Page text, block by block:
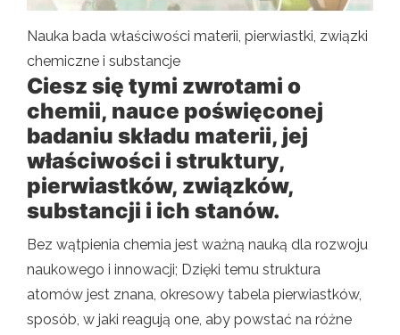
Nauka bada właściwości materii, pierwiastki, związki
chemiczne i substancje
Ciesz się tymi zwrotami o
chemii, nauce poświęconej
badaniu składu materii, jej
właściwości i struktury,
pierwiastków, związków,
substancji i ich stanów.
Bez wątpienia chemia jest ważną nauką dla rozwoju
naukowego i innowacji; Dzięki temu struktura
atomów jest znana, okresowy tabela pierwiastków,
sposób, w jaki reagują one, aby powstać na różne